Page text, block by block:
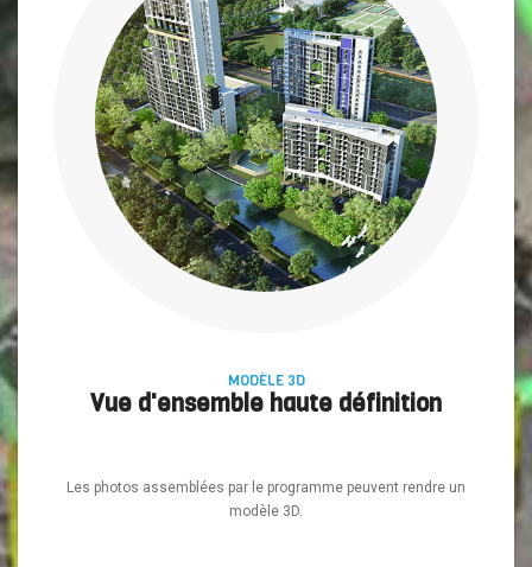
MODÈLE 3D
Vue d'ensemble haute définition
Les photos assemblées par le programme peuvent rendre un
modèle 3D.